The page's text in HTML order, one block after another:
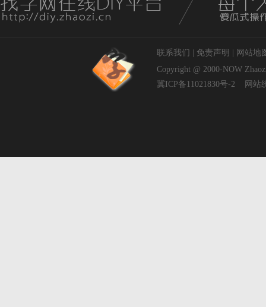
联系我们 免责声明
网站地
Copyright @ 2000-NOW
冀ICP备11021830号-2
网站